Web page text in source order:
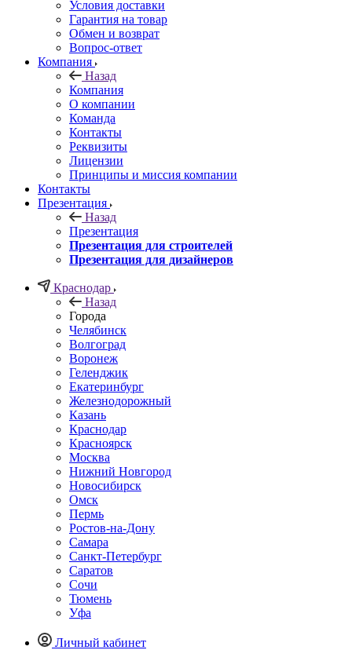
Условия доставки
Гарантия на товар
Обмен и возврат
Вопрос-ответ
Компания
Назад
Компания
О компании
Команда
Контакты
Реквизиты
Лицензии
Принципы и миссия компании
Контакты
Презентация
Назад
Презентация
Презентация для строителей
Презентация для дизайнеров
Краснодар
Назад
Города
Челябинск
Волгоград
Воронеж
Геленджик
Екатеринбург
Железнодорожный
Казань
Краснодар
Красноярск
Москва
Нижний Новгород
Новосибирск
Омск
Пермь
Ростов-на-Дону
Самара
Санкт-Петербург
Саратов
Сочи
Тюмень
Уфа
Личный кабинет